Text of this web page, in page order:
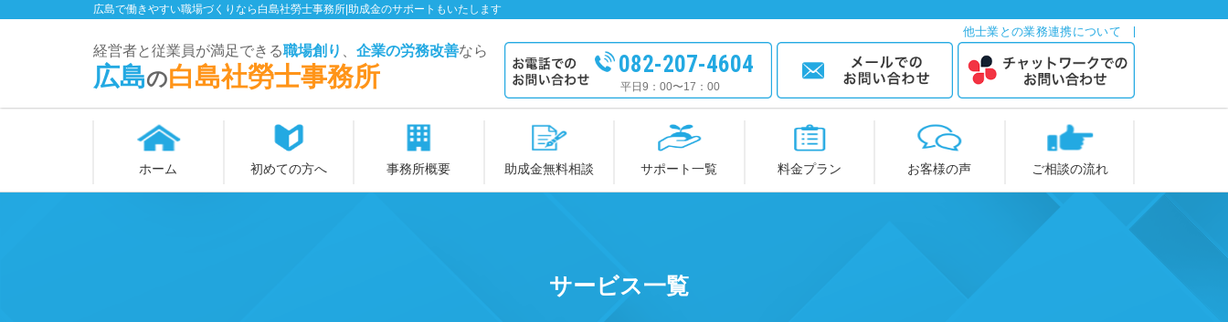
広島で働きやすい職場づくりなら白島社勞士事務所|助成金のサポートもいたします
経営者と従業員が満足できる職場創り 企業の労務改善なら
広島の白島社勞士事務所
他士業との業務連携について
082-207-4604
平日9：00〜17：00
ホーム 初めての方へ 事務所概要 助成金無料相談 サポート一覧 料金プラン お客様の声 ご相談の流れ
サービス一覧